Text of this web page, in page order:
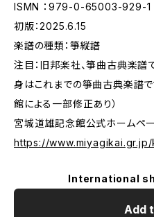
ISMN ：979-0-65003-929-1
初版：2025.6.15
楽譜の種類：箏縦譜
注目：旧邦楽社、箏曲古典楽譜
身はこれまでの箏曲古典楽譜で
館による一部修正あり）
宮城道雄記念館公式ホームペ
https://
International
Add